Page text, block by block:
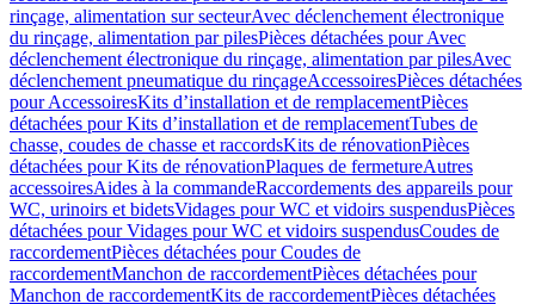
rinçage, alimentation sur secteurAvec déclenchement électronique
du rinçage, alimentation par pilesPièces détachées pour Avec
déclenchement électronique du rinçage, alimentation par pilesAvec
déclenchement pneumatique du rinçageAccessoiresPièces détachées
pour AccessoiresKits d’installation et de remplacementPièces
détachées pour Kits d’installation et de remplacementTubes de
chasse, coudes de chasse et raccordsKits de rénovationPièces
détachées pour Kits de rénovationPlaques de fermetureAutres
accessoiresAides à la commandeRaccordements des appareils pour
WC, urinoirs et bidetsVidages pour WC et vidoirs suspendusPièces
détachées pour Vidages pour WC et vidoirs suspendusCoudes de
raccordementPièces détachées pour Coudes de
raccordementManchon de raccordementPièces détachées pour
Manchon de raccordementKits de raccordementPièces détachées